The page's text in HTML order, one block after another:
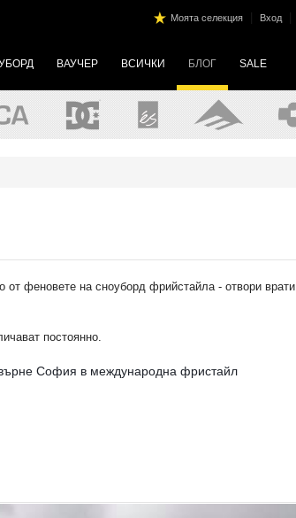
Моята селекция Вход
ВАУЧЕР ВСИЧКИ БЛОГ SALE
феновете на сноуборд фрийстайла - отвори врати
постоянно.
София в международна фристайл